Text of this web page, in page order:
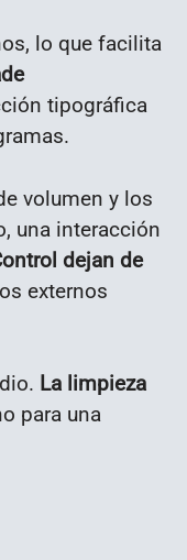
lo que facilita
tipográfica
volumen y los
una interacción
dejan de
externos
La limpieza
para una